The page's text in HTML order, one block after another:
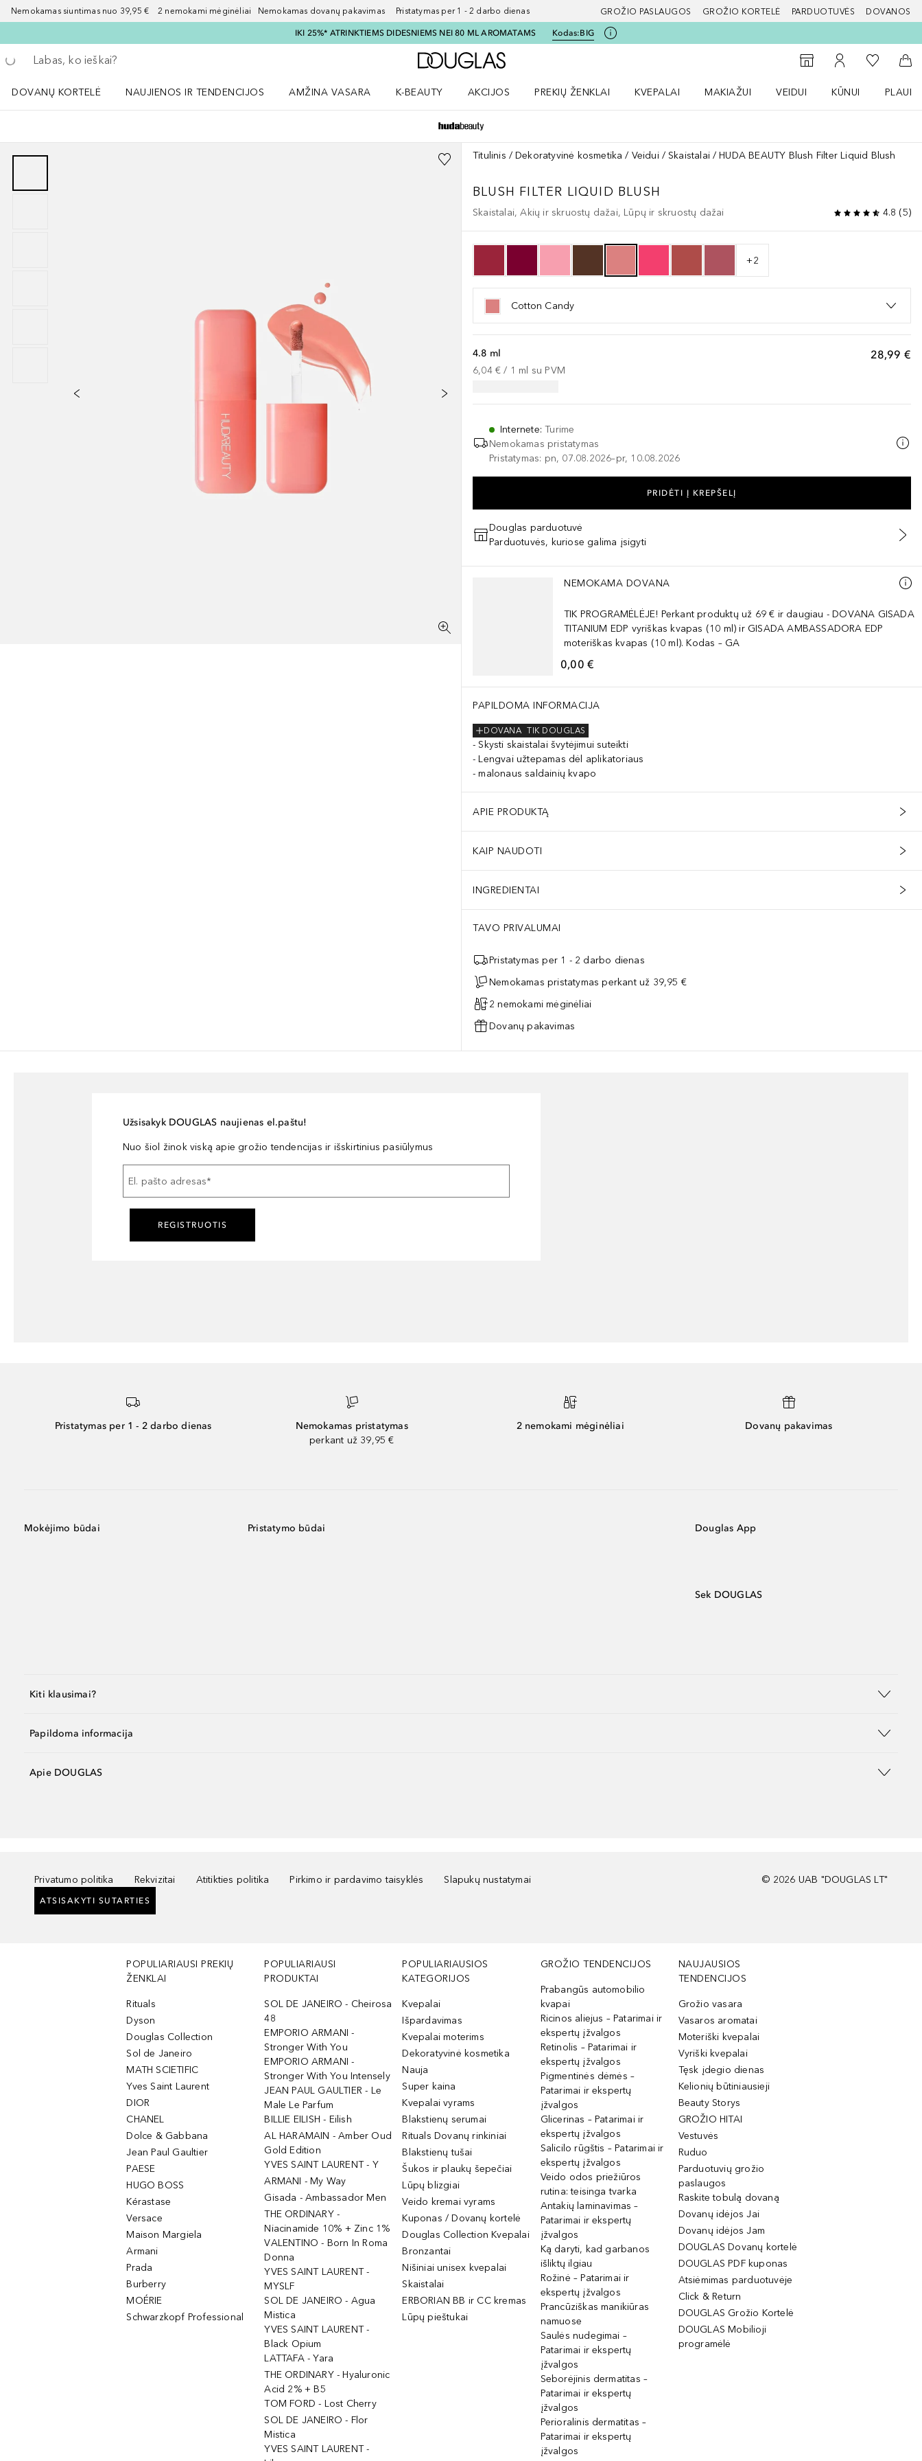
Nemokamas siuntimas nuo 39,95 € 2 nemokami mėginėliai Nemokamas dovanų pakavimas Pristatymas per 1 - 2 darbo dienas GROŽIO PASLAUGOS GROŽIO KORTELĖ PARDUOTUVĖS DOVANOS
IKI 25%* ATRINKTIEMS DIDESNIEMS NEI 80 ML AROMATAMS Kodas:BIG
Grįžk atgal
Vykdykite paiešką
Į Douglas pagrindinį puslapį
Į parduotuvių paiešką
Į mano paskyrą
Į mano
Į
DOVANŲ KORTELĖ
NAUJIENOS IR TENDENCIJOS
AMŽINA VASARA
K-BEAUTY
AKCIJOS
PREKIŲ ŽENKLAI
KVEPALAI
MAKIAŽUI
VEIDUI
KŪNUI
Titulinis Dekoratyvinė kosmetika Veidui Skaistalai HUDA BEAUTY Blush Filter Liquid Blush
BLUSH FILTER LIQUID BLUSH
Skaistalai, Akių ir skruostų dažai, Lūpų ir skruostų dažai 4.8 (5)
+2
Cotton Candy
28,99 €
4.8 ml
6,04 € / 1 ml su PVM
Internete:Turime
Nemokamas pristatymas
Pristatymas: pn, 07.08.2026–pr, 10.08.2026
PRIDĖTI Į KREPŠELĮ
Douglas parduotuvė
Parduotuvės, kuriose galima įsigyti
Praleisti slankiklį
NEMOKAMA DOVANA
TIK PROGRAMĖLĖJE! Perkant produktų už 69 € ir daugiau - DOVANA GISADA
TITANIUM EDP vyriškas kvapas (10 ml) ir GISADA AMBASSADORA EDP
moteriškas kvapas (10 ml). Kodas – GA
0,00 €
PAPILDOMA INFORMACIJA
TIK DOUGLAS
DOVANA
Skysti skaistalai švytėjimui suteikti
Lengvai užtepamas dėl aplikatoriaus
malonaus saldainių kvapo
APIE PRODUKTĄ
KAIP NAUDOTI
INGREDIENTAI
TAVO PRIVALUMAI
Pristatymas per 1 - 2 darbo dienas
Nemokamas pristatymas perkant už 39,95 €
2 nemokami mėginėliai
Dovanų pakavimas
Užsisakyk DOUGLAS naujienas el.paštu!
Nuo šiol žinok viską apie grožio tendencijas ir išskirtinius pasiūlymus
El. pašto adresas*
REGISTRUOTIS
Pristatymas per 1 - 2 darbo dienas
Nemokamas pristatymas
perkant už 39,95 €
2 nemokami mėginėliai Dovanų pakavimas
Mokėjimo būdai Pristatymo būdai Douglas App
Sek DOUGLAS
Kiti klausimai?
Papildoma informacija
Apie DOUGLAS
Privatumo politika Rekvizitai Atitikties politika Pirkimo ir pardavimo taisyklės Slapukų nustatymai
ATSISAKYTI SUTARTIES
© 2026 UAB "DOUGLAS LT"
POPULIARIAUSI PREKIŲ
ŽENKLAI
Rituals
Dyson
Douglas Collection
Sol de Janeiro
MATH SCIETIFIC
Yves Saint Laurent
DIOR
CHANEL
Dolce & Gabbana
Jean Paul Gaultier
PAESE
HUGO BOSS
Kérastase
Versace
Maison Margiela
Armani
Prada
Burberry
MOÉRIE
Schwarzkopf Professional
POPULIARIAUSI
PRODUKTAI
SOL DE JANEIRO - Cheirosa
48
EMPORIO ARMANI -
Stronger With You
EMPORIO ARMANI -
Stronger With You Intensely
JEAN PAUL GAULTIER - Le
Male Le Parfum
BILLIE EILISH - Eilish
AL HARAMAIN - Amber Oud
Gold Edition
YVES SAINT LAURENT - Y
ARMANI - My Way
Gisada - Ambassador Men
THE ORDINARY -
Niacinamide 10% + Zinc 1%
VALENTINO - Born In Roma
Donna
YVES SAINT LAURENT -
MYSLF
SOL DE JANEIRO - Agua
Mistica
YVES SAINT LAURENT -
Black Opium
LATTAFA - Yara
THE ORDINARY - Hyaluronic
Acid 2% + B5
TOM FORD - Lost Cherry
SOL DE JANEIRO - Flor
Mistica
YVES SAINT LAURENT -
POPULIARIAUSIOS
KATEGORIJOS
Kvepalai
Išpardavimas
Kvepalai moterims
Dekoratyvinė kosmetika
Nauja
Super kaina
Kvepalai vyrams
Blakstienų serumai
Rituals Dovanų rinkiniai
Blakstienų tušai
Šukos ir plaukų šepečiai
Lūpų blizgiai
Veido kremai vyrams
Kuponas / Dovanų kortelė
Douglas Collection Kvepalai
Bronzantai
Nišiniai unisex kvepalai
Skaistalai
ERBORIAN BB ir CC kremas
Lūpų pieštukai
GROŽIO TENDENCIJOS
Prabangūs automobilio
kvapai
Ricinos aliejus – Patarimai ir
ekspertų įžvalgos
Retinolis – Patarimai ir
ekspertų įžvalgos
Pigmentinės dėmės –
Patarimai ir ekspertų
įžvalgos
Glicerinas – Patarimai ir
ekspertų įžvalgos
Salicilo rūgštis – Patarimai ir
ekspertų įžvalgos
Veido odos priežiūros
rutina: teisinga tvarka
Antakių laminavimas –
Patarimai ir ekspertų
įžvalgos
Ką daryti, kad garbanos
išliktų ilgiau
Rožinė – Patarimai ir
ekspertų įžvalgos
Prancūziškas manikiūras
namuose
Saulės nudegimai –
Patarimai ir ekspertų
įžvalgos
Seborėjinis dermatitas –
Patarimai ir ekspertų
įžvalgos
Perioralinis dermatitas –
Patarimai ir ekspertų
įžvalgos
NAUJAUSIOS
TENDENCIJOS
Grožio vasara
Vasaros aromatai
Moteriški kvepalai
Vyriški kvepalai
Tęsk įdegio dienas
Kelionių būtiniausieji
Beauty Storys
GROŽIO HITAI
Vestuvės
Ruduo
Parduotuvių grožio
paslaugos
Raskite tobulą dovaną
Dovanų idėjos Jai
Dovanų idėjos Jam
DOUGLAS Dovanų kortelė
DOUGLAS PDF kuponas
Atsiėmimas parduotuvėje
Click & Return
DOUGLAS Grožio Kortelė
DOUGLAS Mobilioji
programėlė